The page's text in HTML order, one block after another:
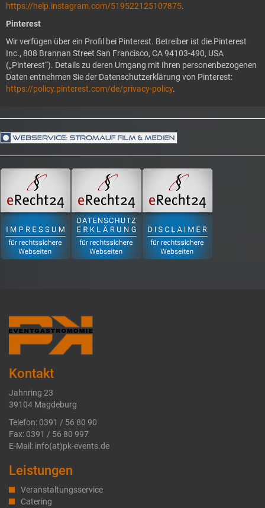
https://help.instagram.com/519522125107875.
Pinterest
Wir verfügen über ein Profil bei Pinterest. Betreiber ist die Pinterest
Inc., 808 Brannan Street San Francisco, CA 94103-490, USA
(„Pinterest“). Details zu deren Umgang mit Ihren personenbezogenen
Daten entnehmen Sie der Datenschutzerklärung von Pinterest:
https://policy.pinterest.com/de/privacy-policy.
Kontakt
Jahnring 23
39104 Magdeburg
Telefon: 0391 / 56 80 90
Fax: 0391 / 56 80 997
E-Mail: info(at)pk-events.de
Leistungen
Veranstaltungsservice
Catering